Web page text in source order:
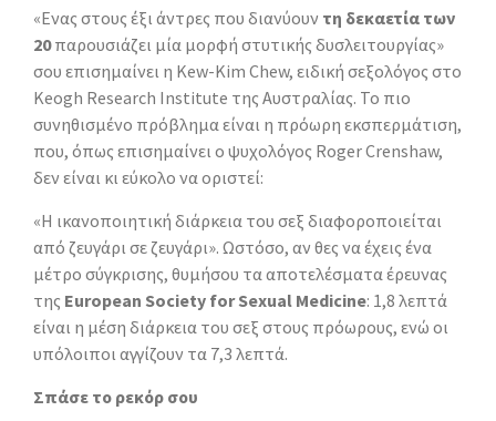
«Ενας στους έξι άντρες που διανύουν τη δεκαετία των
20παρουσιάζει μία μορφή στυτικής δυσλειτουργίας»
σου επισημαίνει η Kew-Kim Chew, ειδική σεξολόγος στο
Keogh Research Institute της Αυστραλίας. Το πιο
συνηθισμένο πρόβλημα είναι η πρόωρη εκσπερμάτιση,
που, όπως επισημαίνει ο ψυχολόγος Roger Crenshaw,
δεν είναι κι εύκολο να οριστεί:
«Η ικανοποιητική διάρκεια του σεξ διαφοροποιείται
από ζευγάρι σε ζευγάρι». Ωστόσο, αν θες να έχεις ένα
μέτρο σύγκρισης, θυμήσου τα αποτελέσματα έρευνας
της European Society for Sexual Medicine: 1,8 λεπτά
είναι η μέση διάρκεια του σεξ στους πρόωρους, ενώ οι
υπόλοιποι αγγίζουν τα 7,3 λεπτά.
Σπάσε το ρεκόρ σου